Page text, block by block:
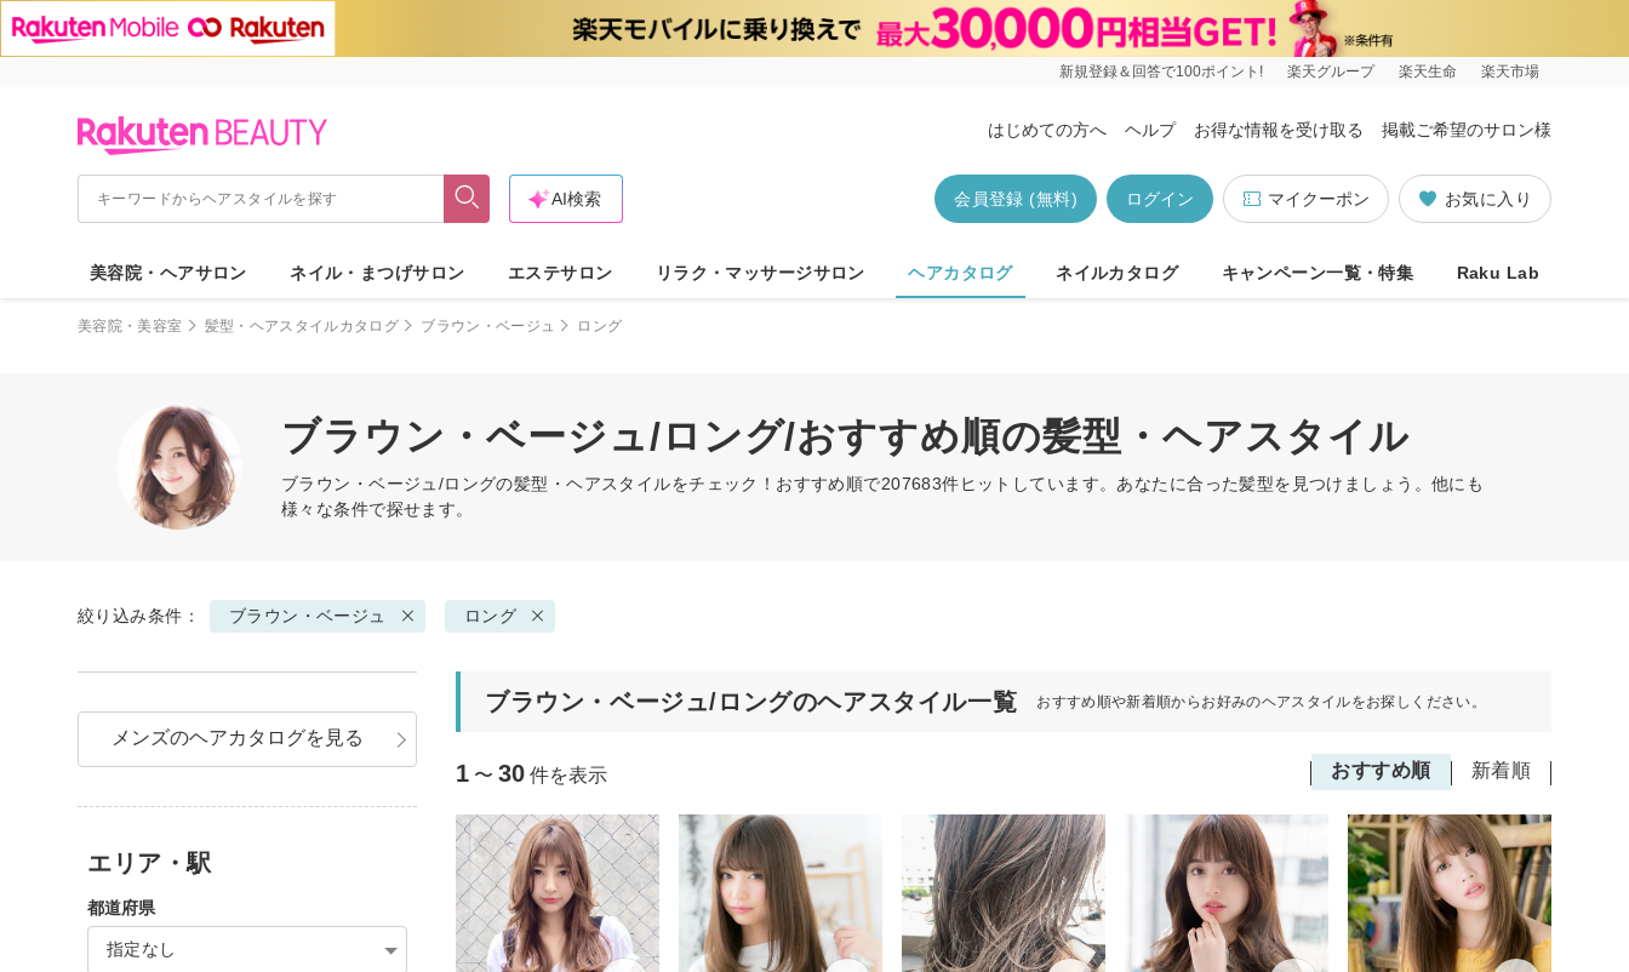
新規登録＆回答で100ポイント! 楽天グループ 楽天生命 楽天市場
はじめての方へ ヘルプ お得な情報を受け取る 掲載ご希望のサロン様
お気に入り
マイクーポン
ログイン
会員登録 (無料)
AI検索
美容院・ヘアサロン ネイル・まつげサロン エステサロン リラク・マッサージサロン ヘアカタログ ネイルカタログ キャンペーン一覧・特集 Raku Lab
美容院・美容室 髪型・ヘアスタイルカタログ ブラウン・ベージュ ロング
ブラウン・ベージュ/ロング/おすすめ順の髪型・ヘアスタイル
ブラウン・ベージュ/ロングの髪型・ヘアスタイルをチェック！おすすめ順で207683件ヒットしています。あなたに合った髪型を見つけましょう。他にも
様々な条件で探せます。
絞り込み条件： ブラウン・ベージュ ロング
ブラウン・ベージュ/ロングのヘアスタイル一覧 おすすめ順や新着順からお好みのヘアスタイルをお探しください。
おすすめ順 新着順
1 〜 30 件を表示
メンズのヘアカタログを見る
エリア・駅
都道府県
指定なし